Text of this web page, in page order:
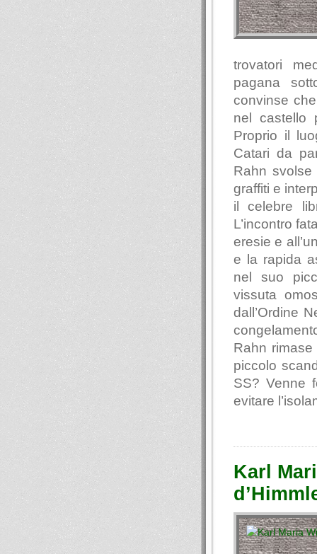
trovatori
pagana
convinse
nel castello
Proprio il
Catari da
Rahn svolse
graffiti e
il celebre
L’incontro
eresie e
e la rapida
nel suo
vissuta
dall’Ordine
Rahn
piccolo
SS? Venne
evitare
Karl